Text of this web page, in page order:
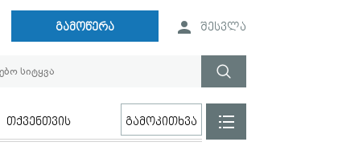
გამოწერა შესვლა
თქვენთვის გამოკითხვა